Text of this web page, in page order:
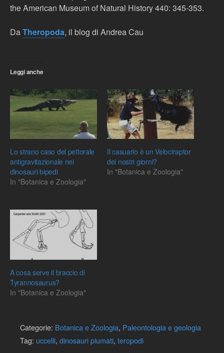
the American Museum of Natural History 440: 345-353.
DaTheropoda, il blog di Andrea Cau
Leggi anche
Lo strano caso del pettorale
antigravitazionale nei
dinosauri bipedi
In "Botanica e Zoologia"
Il casuario è un Velociraptor
dei nostri giorni?
In "Botanica e Zoologia"
A cosa serve il braccio di
Tyrannosaurus?
In "Botanica e Zoologia"
Categorie: Botanica e Zoologia, Paleontologia e geologia
Tag: uccelli, dinosauri piumati, teropodi